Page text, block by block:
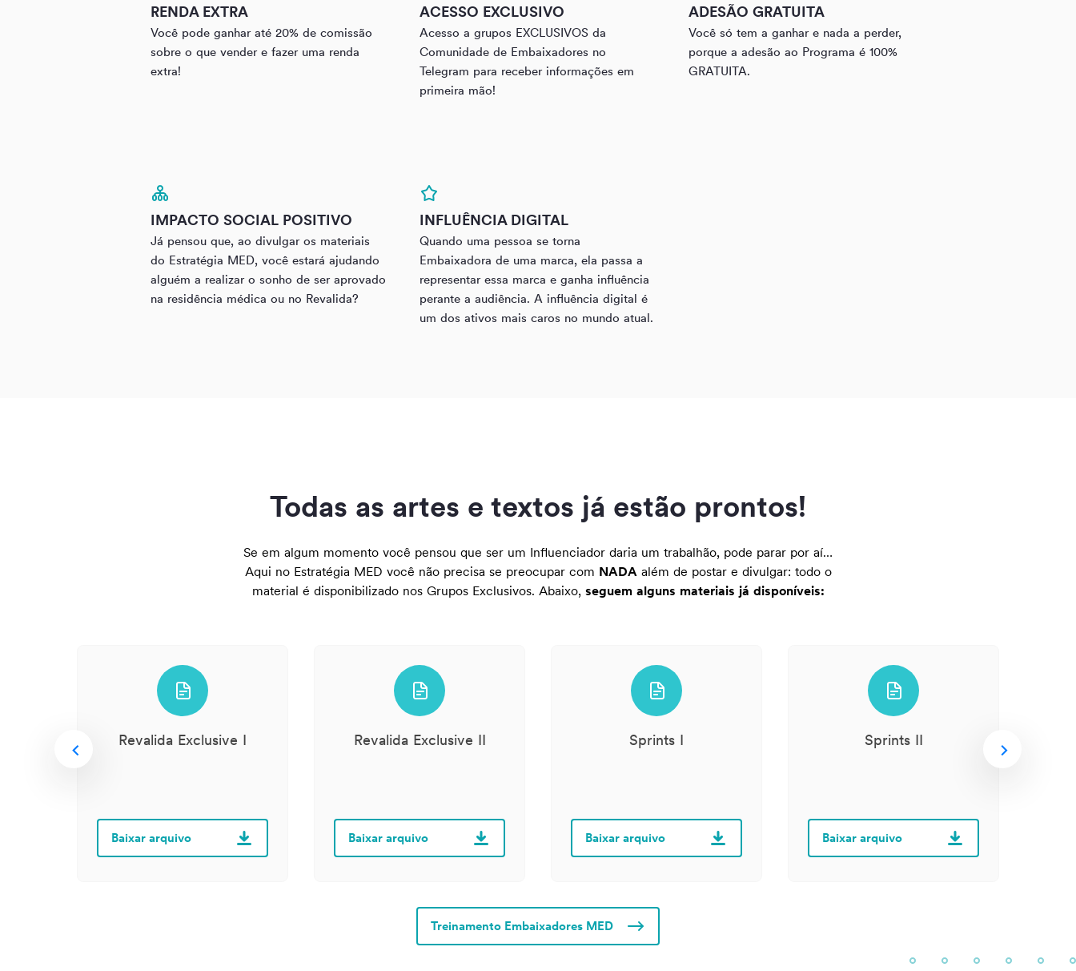
RENDA EXTRA
Você pode ganhar até 20% de comissão
sobre o que vender e fazer uma renda
extra!
ACESSO EXCLUSIVO
Acesso a grupos EXCLUSIVOS da
Comunidade de Embaixadores no
Telegram para receber informações em
primeira mão!
ADESÃO GRATUITA
Você só tem a ganhar e nada a perder,
porque a adesão ao Programa é 100%
GRATUITA.
IMPACTO SOCIAL POSITIVO
Já pensou que, ao divulgar os materiais
do Estratégia MED, você estará ajudando
alguém a realizar o sonho de ser aprovado
na residência médica ou no Revalida?
INFLUÊNCIA DIGITAL
Quando uma pessoa se torna
Embaixadora de uma marca, ela passa a
representar essa marca e ganha influência
perante a audiência. A influência digital é
um dos ativos mais caros no mundo atual.
Todas as artes e textos já estão prontos!
Se em algum momento você pensou que ser um Influenciador daria um trabalhão, pode parar por aí…
Aqui no Estratégia MED você não precisa se preocupar com NADAalém de postar e divulgar: todo o
material é disponibilizado nos Grupos Exclusivos. Abaixo, seguem alguns materiais já disponíveis:
Revalida Exclusive I
Baixar arquivo
Revalida Exclusive II
Baixar arquivo
Sprints I
Baixar arquivo
Sprints II
Baixar arquivo
Treinamento Embaixadores MED